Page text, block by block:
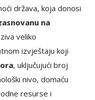
država, koja donosi
na
veliko
izvještaju koji
, uključujući broj
nivo, domaću
resurse i